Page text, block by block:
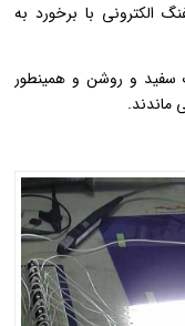
الکترونی با برخورد به
سفید و روشن و همینطور
ماندند.